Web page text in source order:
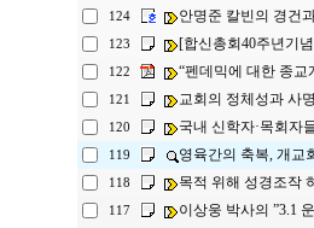
124 안명준 칼빈의 경건
123 [합신총회40주년기
122 “펜데믹에 대한 종교
121 교회의 정체성과 사
120 국내 신학자·목회자
119 영육간의 축복, 개교
118 목적 위해 성경조작
117 이상웅 박사의 ”3.1